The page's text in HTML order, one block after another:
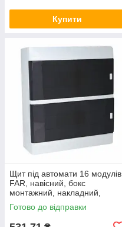
Купити
Щит під автомати 16 модулів
FAR, навісний, бокс
монтажний, накладний,
зовнішній, настінний ФАР F92
(Smart Rozetka)
Готово до відправки